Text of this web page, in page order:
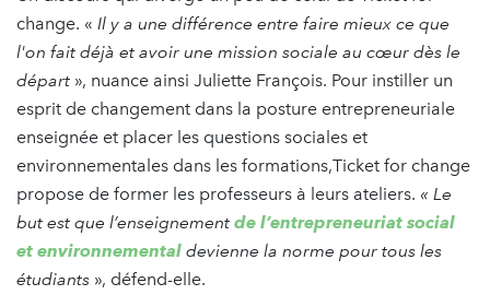
change. « Il y a une différence entre faire mieux ce que
l'on fait déjà et avoir une mission sociale au cœur dès le
départ », nuance ainsi Juliette François. Pour instiller un
esprit de changement dans la posture entrepreneuriale
enseignée et placer les questions sociales et
environnementales dans les formations,Ticket for change
propose de former les professeurs à leurs ateliers. « Le
but est que l’enseignement de l’entrepreneuriat social
et environnemental devienne la norme pour tous les
étudiants », défend-elle.